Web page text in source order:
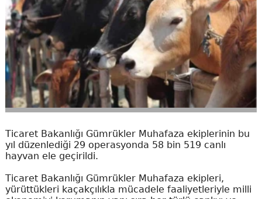
Ticaret Bakanlığı Gümrükler Muhafaza ekiplerinin bu
yıl düzenlediği 29 operasyonda 58 bin 519 canlı
hayvan ele geçirildi.
Ticaret Bakanlığı Gümrükler Muhafaza ekipleri,
yürüttükleri kaçakçılıkla mücadele faaliyetleriyle milli